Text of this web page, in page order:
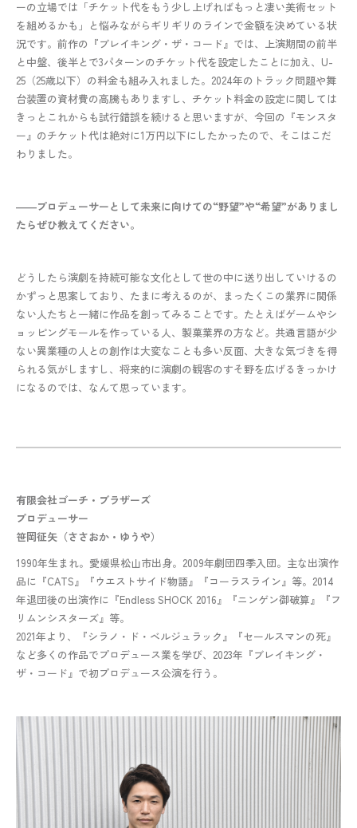
ーの立場では「チケット代をもう少し上げればもっと凄い美術セット
を組めるかも」と悩みながらギリギリのラインで金額を決めている状
況です。前作の『ブレイキング・ザ・コード』では、上演期間の前半
と中盤、後半とで3パターンのチケット代を設定したことに加え、U-
25（25歳以下）の料金も組み入れました。2024年のトラック問題や舞
台装置の資材費の高騰もありますし、チケット料金の設定に関しては
きっとこれからも試行錯誤を続けると思いますが、今回の『モンスタ
ー』のチケット代は絶対に1万円以下にしたかったので、そこはこだ
わりました。
――プロデューサーとして未来に向けての“野望”や“希望”がありまし
たらぜひ教えてください。
どうしたら演劇を持続可能な文化として世の中に送り出していけるの
かずっと思案しており、たまに考えるのが、まったくこの業界に関係
ない人たちと一緒に作品を創ってみることです。たとえばゲームやシ
ョッピングモールを作っている人、製菓業界の方など。共通言語が少
ない異業種の人との創作は大変なことも多い反面、大きな気づきを得
られる気がしますし、将来的に演劇の観客のすそ野を広げるきっかけ
になるのでは、なんて思っています。
有限会社ゴーチ・ブラザーズ
プロデューサー
笹岡征矢（ささおか・ゆうや）
1990年生まれ。愛媛県松山市出身。2009年劇団四季入団。主な出演作
品に『CATS』『ウエストサイド物語』『コーラスライン』等。2014
年退団後の出演作に『Endless SHOCK 2016』『ニンゲン御破算』『フ
リムンシスターズ』等。
2021年より、『シラノ・ド・ベルジュラック』『セールスマンの死』
など多くの作品でプロデュース業を学び、2023年『ブレイキング・
ザ・コード』で初プロデュース公演を行う。